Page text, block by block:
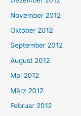
November 2012
Oktober 2012
September 2012
August 2012
Mai 2012
März 2012
Februar 2012